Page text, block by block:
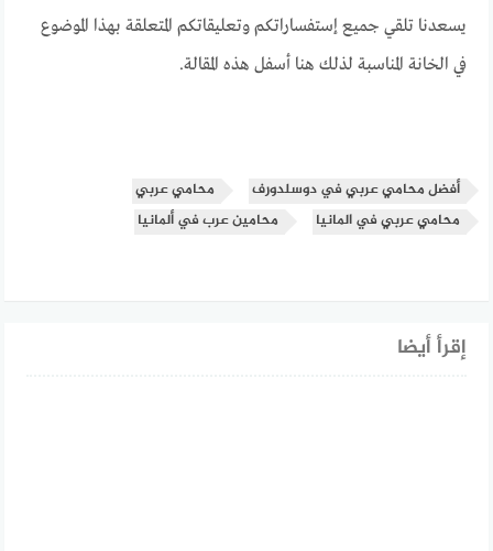
يسعدنا تلقي جميع إستفساراتكم وتعليقاتكم المتعلقة بهذا الموضوع
في الخانة المناسبة لذلك هنا أسفل هذه المقالة.
أفضل محامي عربي في دوسلدورف
محامي عربي
محامي عربي في المانيا
محامين عرب في ألمانيا
إقرأ أيضا